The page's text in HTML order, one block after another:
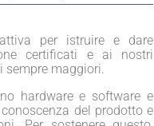
per istruire e dare
certificati e ai nostri
sempre maggiori.
hardware e software e
del prodotto e